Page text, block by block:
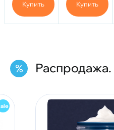
Купить
5млКупить
Распродажа.